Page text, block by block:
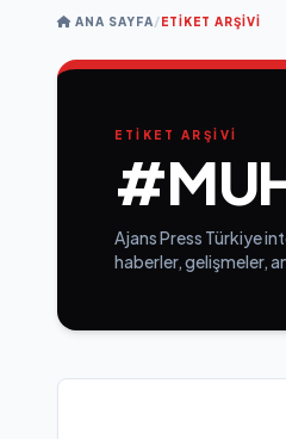
ANA SAYFA/ETIKET ARŞIVI
ETİKET ARŞİVİ
Ajans Press Türkiye
haberler, gelişmeler,